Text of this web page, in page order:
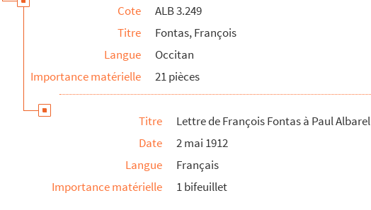
Albarel
Cote
ALB 3.249
Titre
Fontas, François
Langue
Occitan
Importance matérielle
21 pièces
Titre
Lettre de François Fontas à Paul Albarel
Date
2 mai 1912
Langue
Français
Importance matérielle
1 bifeuillet